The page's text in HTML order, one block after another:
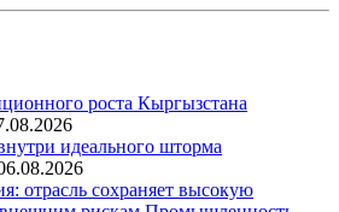
роста Кыргызстана
идеального шторма
отрасль сохраняет высокую